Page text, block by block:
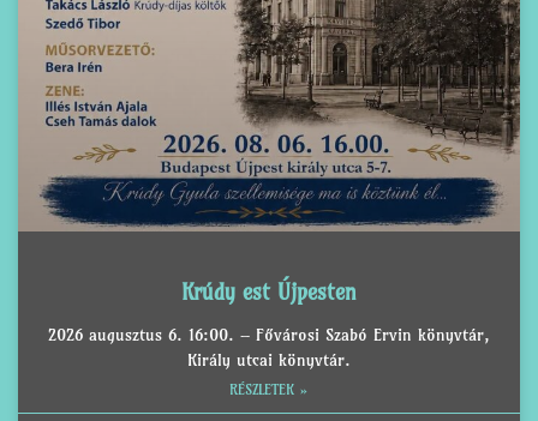
Krúdy est Újpesten
2026 augusztus 6. 16:00. – Fővárosi Szabó Ervin könyvtár,
Király utcai könyvtár.
RÉSZLETEK »